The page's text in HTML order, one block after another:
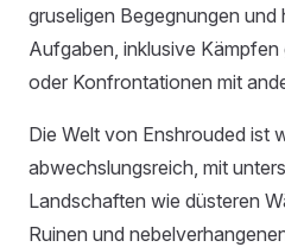
gruseligen Begegnungen
Aufgaben, inklusive
oder Konfrontationen mit
Die Welt von Enshrouded ist
abwechslungsreich, mit
Landschaften wie düsteren
Ruinen und